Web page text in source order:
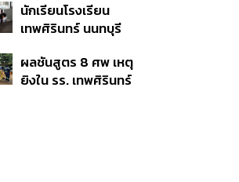
นักเรียนโรงเรียน
เทพศิรินทร์ นนทบุรี
ปลอดภัยชั่วคราว หลัง
เหตุใช้อาวุธปืนภายใน
ผลชันสูตร 8 ศพ เหตุ
ยิงใน รร. เทพศิรินทร์